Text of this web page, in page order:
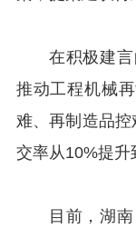
在积极建
推动工程机械
难、再制造品控
交率从10%提升
目前，湖